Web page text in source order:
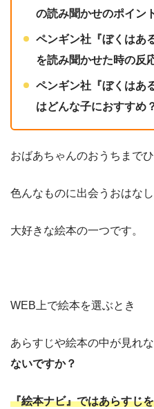
の読み聞かせのポイン
ペンギン社 『ぼくはあ
を読み聞かせた時の反
ペンギン社 『ぼくはあ
はどんな子におすすめ
おばあちゃんのおうちまで
色んなものに出会うおはなし
大好きな絵本の一つです。
WEB上で絵本を選ぶとき
あらすじや絵本の中が見れ
ないですか？
『絵本ナビ』ではあらすじ